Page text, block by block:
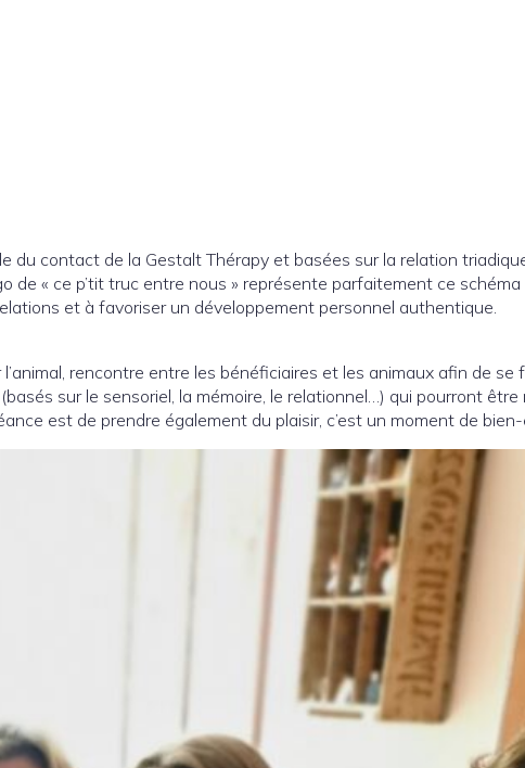
du contact de la Gestalt Thérapy et basées sur la relation
de « ce p’tit truc entre nous » représente parfaitement ce
et à favoriser un développement personnel authentique.
rencontre entre les bénéficiaires et les animaux afin de se
sur le sensoriel, la mémoire, le relationnel…) qui pourront
est de prendre également du plaisir, c’est un moment de